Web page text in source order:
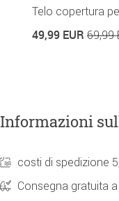
Telo copertura
49,99 EUR 69,99
Informazioni
costi di spedizione
Consegna gratuita